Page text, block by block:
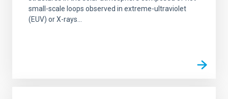
small-scale loops observed in extreme-ultraviolet
(EUV) or X-rays...